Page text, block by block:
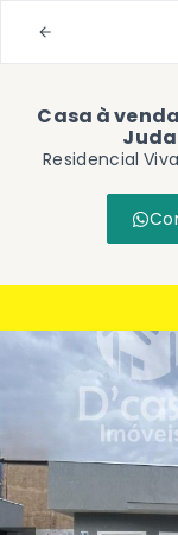
Casa à
Residencial